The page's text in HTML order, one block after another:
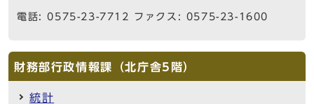
電話: 0575-23-7712 ファクス: 0575-23-1600
財務部行政情報課（北庁舎5階）
統計